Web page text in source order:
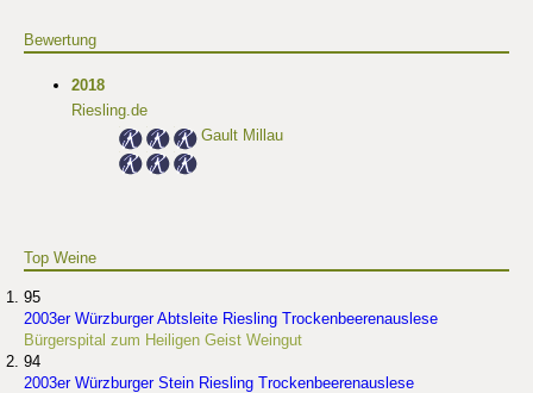
Bewertung
2018
Riesling.de
Gault Millau
Top Weine
95
2003er Würzburger Abtsleite Riesling Trockenbeerenauslese
Bürgerspital zum Heiligen Geist Weingut
94
2003er Würzburger Stein Riesling Trockenbeerenauslese